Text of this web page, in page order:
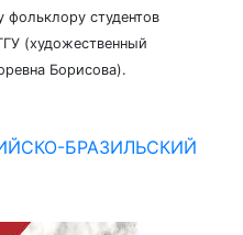
фольклору студентов
(художественный
Борисова).
БРАЗИЛЬСКИЙ